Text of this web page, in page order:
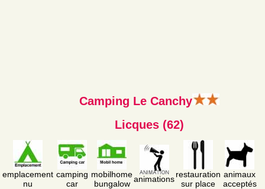
Camping Le Canchy
Licques (62)
emplacement
nu
camping
car
mobilhome
bungalow animationsrestauration
sur place
animaux
acceptés